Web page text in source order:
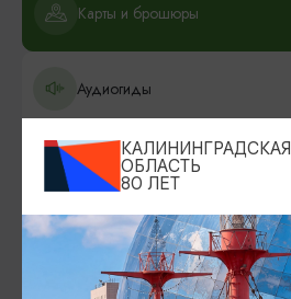
Карты и брошюры
Аудиогиды
Что привезти из Калининграда
Карта парковок и туалетов
КАЛИНИНГРАДСКАЯ
ОБЛАСТЬ
80 ЛЕТ